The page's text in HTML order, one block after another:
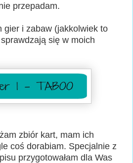
przepadam.
gier i zabaw (jakkolwiek to
się w moich
zbiór kart, mam ich
coś dorabiam. Specjalnie z
przygotowałam dla Was